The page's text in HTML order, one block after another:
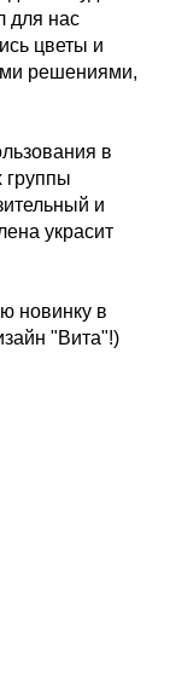
для нас
цветы и
решениями,
в
группы
и
украсит
новинку в
"Вита"!)